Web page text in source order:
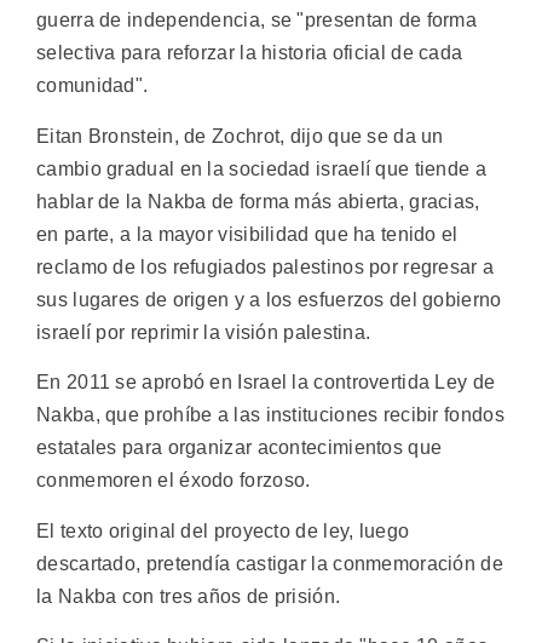
guerra de independencia, se "presentan de forma
selectiva para reforzar la historia oficial de cada
comunidad".
Eitan Bronstein, de Zochrot, dijo que se da un
cambio gradual en la sociedad israelí que tiende a
hablar de la Nakba de forma más abierta, gracias,
en parte, a la mayor visibilidad que ha tenido el
reclamo de los refugiados palestinos por regresar a
sus lugares de origen y a los esfuerzos del gobierno
israelí por reprimir la visión palestina.
En 2011 se aprobó en Israel la controvertida Ley de
Nakba, que prohíbe a las instituciones recibir fondos
estatales para organizar acontecimientos que
conmemoren el éxodo forzoso.
El texto original del proyecto de ley, luego
descartado, pretendía castigar la conmemoración de
la Nakba con tres años de prisión.